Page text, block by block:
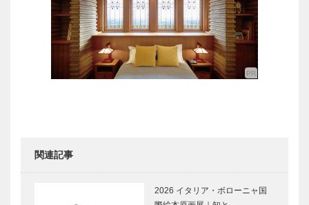
関連記事
2026 イタリア・ボローニャ国